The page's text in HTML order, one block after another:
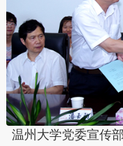
温州大学党委宣传